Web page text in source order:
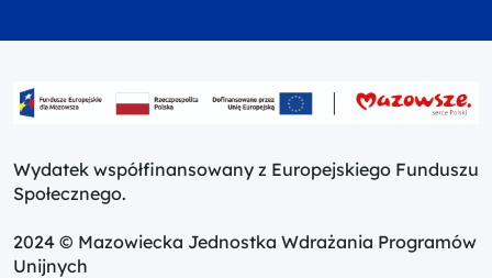
Wydatek współfinansowany z Europejskiego Funduszu
Społecznego.
2024 © Mazowiecka Jednostka Wdrażania Programów
Unijnych